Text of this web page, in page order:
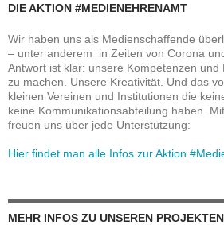
DIE AKTION #MEDIENEHRENAMT
Wir haben uns als Medienschaffende
– unter anderem in Zeiten von Corona
Antwort ist klar: unsere Kompetenzen
zu machen. Unsere Kreativität. Und das
kleinen Vereinen und Institutionen die
keine Kommunikationsabteilung haben.
freuen uns über jede Unterstützung:
Hier findet man alle Infos zur Aktion
MEHR INFOS ZU UNSEREN